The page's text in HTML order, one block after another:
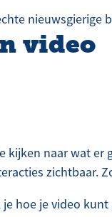
nieuwsgierige
video
kijken naar wat er
zichtbaar.
hoe je video